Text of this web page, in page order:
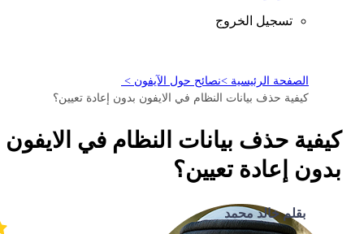
تسجيل الخروج
الصفحة الرئيسية >نصائح حول الآيفون >
كيفية حذف بيانات النظام في الايفون بدون إعادة تعيين؟
كيفية حذف بيانات النظام في الايفون
بدون إعادة تعيين؟
بقلم خالد محمد